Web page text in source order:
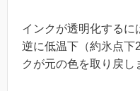
インクが透明化するに
逆に低温下（約氷点下
クが元の色を取り戻し